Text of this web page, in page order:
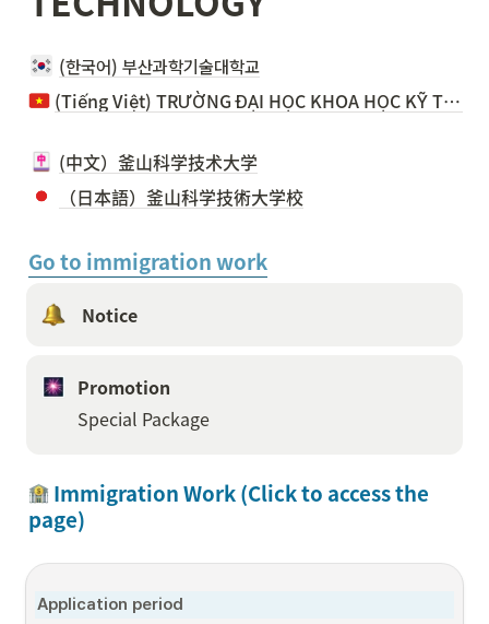
(한국어) 부산과학기술대학교
(Tiếng Việt) TRƯỜNG ĐẠI HỌC KHOA HỌC KỸ THUẬT BUSAN
(中文）釜山科学技术大学
（日本語）釜山科学技術大学校
Go to immigration work
Notice
Promotion
Special Package
Immigration Work (Click to access the
page)
Application period